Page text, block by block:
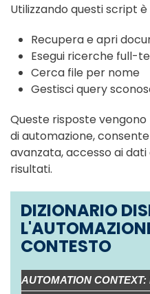
Utilizzando questi script è
Recupera e apri
Esegui ricerche full-
Cerca file per nome
Gestisci query
Queste risposte
di automazione,
avanzata, accesso ai
risultati.
DIZIONARIO
CONTESTO
AUTOMATION CONTEXT: